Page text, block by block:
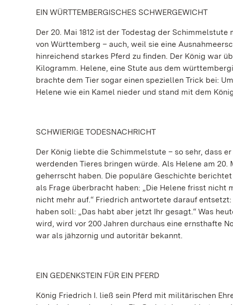
EIN WÜRTTEMBERGISCHES SCHWERGEWICHT
Der 20. Mai 1812 ist der Todestag der
von Württemberg – auch, weil sie eine
hinreichend starkes Pferd zu finden. Der König war
Kilogramm. Helene, eine Stute aus dem
brachte dem Tier sogar einen speziellen Trick bei:
Helene wie ein Kamel nieder und stand mit dem
SCHWIERIGE TODESNACHRICHT
Der König liebte die Schimmelstute – so sehr, dass
werdenden Tieres bringen würde. Als Helene am
geherrscht haben. Die populäre Geschichte
als Frage überbracht haben: „Die Helene frisst nicht
nicht mehr auf.“ Friedrich antwortete darauf
haben soll: „Das habt aber jetzt Ihr gesagt.“ Was
wird, wird vor 200 Jahren durchaus eine ernsthafte
war als jähzornig und autoritär bekannt.
EIN GEDENKSTEIN FÜR EIN PFERD
König Friedrich I. ließ sein Pferd mit militärischen